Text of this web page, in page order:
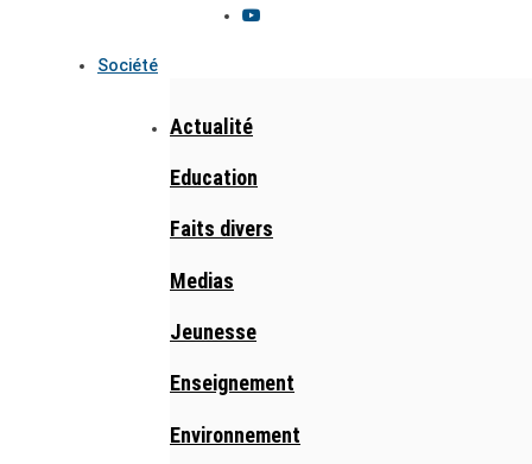
Société
Actualité
Education
Faits divers
Medias
Jeunesse
Enseignement
Environnement